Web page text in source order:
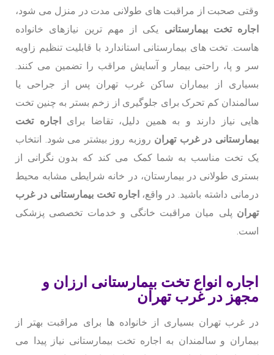
وقتی صحبت از مراقبت های طولانی مدت در منزل می شود،
اجاره تخت بیمارستانی یکی از مهم ترین نیازهای خانواده
هاست. تخت های بیمارستانی استاندارد با قابلیت تنظیم زاویه
سر و پا، راحتی بیمار و آسایش مراقب را تضمین می کنند.
بسیاری از بیماران ساکن غرب تهران پس از جراحی یا
سالمندان کم تحرک برای جلوگیری از زخم بستر به چنین تخت
هایی نیاز دارند و به همین دلیل، تقاضا برای اجاره تخت
بیمارستانی در غرب تهران روزبه روز بیشتر می شود. انتخاب
یک تخت مناسب به شما کمک می کند که بدون نگرانی از
بستری طولانی در بیمارستان، در خانه شرایطی مشابه محیط
درمانی داشته باشید. در واقع، اجاره تخت بیمارستانی در غرب
تهران پلی میان مراقبت خانگی و خدمات تخصصی پزشکی
است.
اجاره انواع تخت بیمارستانی ارزان و
مجهز در غرب تهران
در غرب تهران بسیاری از خانواده ها برای مراقبت بهتر از
بیماران و سالمندان به اجاره تخت بیمارستانی نیاز پیدا می